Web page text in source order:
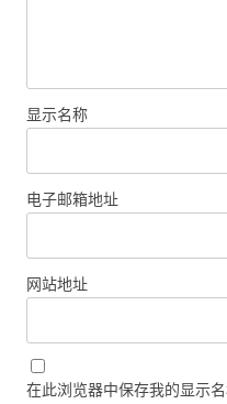
显示名称
电子邮箱地址
网站地址
在此浏览器中保存我的显示